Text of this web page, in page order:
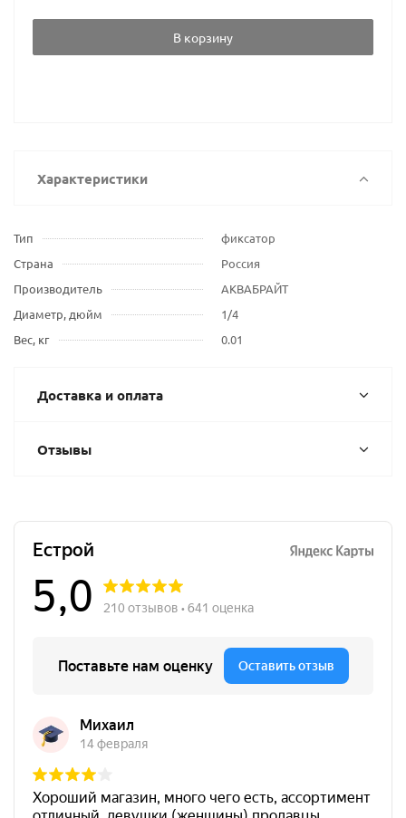
В корзину
Характеристики
Тип
фиксатор
Страна
Россия
Производитель
АКВАБРАЙТ
Диаметр, дюйм
1/4
Вес, кг
0.01
Доставка и оплата
Отзывы